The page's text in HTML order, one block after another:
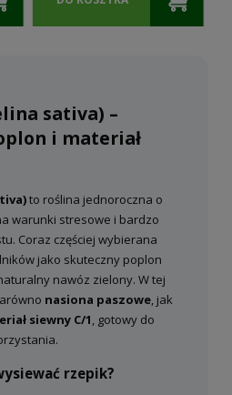
narzędzie do poprawy
i składniki pokarmowe. Gleba
bardziej przepuszczalna, lepiej
wodę i sprzyja rozwojowi
się na lepsze warunki dla
upraw.
rzepiku jest jego
glebowa. Roślina dobrze
na glebach słabszych, lekkich i
gdzie inne gatunki mogą
możliwości wzrostu.
może być z powodzeniem
na różnych
sativa) –
i materiał
to roślina jednoroczna o
warunki stresowe i bardzo
Coraz częściej wybierana
jako skuteczny poplon
nawóz zielony. W tej
nasiona paszowe, jak
siewny C/1, gotowy do
rzepik?